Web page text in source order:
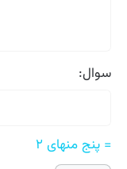
سوال:
= پنج منهای ۲